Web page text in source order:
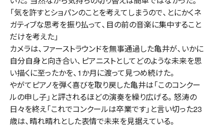
「気を許すとショパンのことを考えてしまうので、とにかくネ
ガティブな思考を振り払って、目の前の音楽に集中すること
だけを考えた」
カメラは、ファーストラウンドを無事通過した亀井が、いかに
自分自身と向き合い、ピアニストとしてどのような未来を思
い描くに至ったかを、1か月に渡って見つめ続けた。
やがてピアノを弾く喜びを取り戻した亀井は「このコンクー
ルの申し子」と評されるほどの演奏を繰り広げる。怒涛の
日々を終え「これでコンクールは卒業です」と言い切った23
歳は、晴れ晴れとした表情で未来を見据えている。